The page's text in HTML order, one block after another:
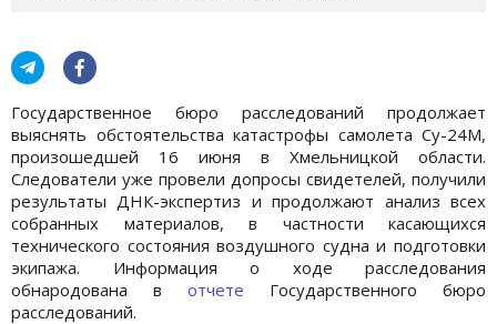
Государственное бюро расследований продолжает
выяснять обстоятельства катастрофы самолета Су-24М,
произошедшей 16 июня в Хмельницкой области.
Следователи уже провели допросы свидетелей, получили
результаты ДНК-экспертиз и продолжают анализ всех
собранных материалов, в частности касающихся
технического состояния воздушного судна и подготовки
экипажа. Информация о ходе расследования
обнародована в отчете Государственного бюро
расследований.